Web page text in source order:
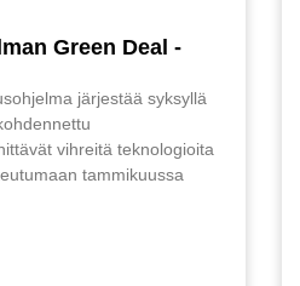
Green Deal -
järjestää syksyllä
vihreitä teknologioita
tammikuussa